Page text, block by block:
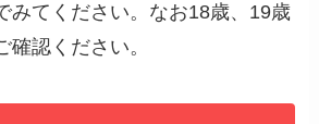
みてください。なお18歳、19歳
確認ください。